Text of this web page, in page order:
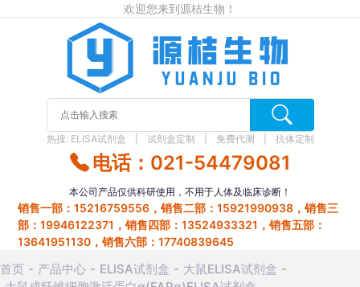
欢迎您来到源桔生物！
热搜: ELISA试剂盒 试剂盒定制 免费代测 抗体定制
电话：021-54479081
本公司产品仅供科研使用，不用于人体及临床诊断！
销售一部：15216759556，销售二部：15921990938，销售三
部：19946122371，销售四部：13524933321，销售五部：
13641951130，销售六部：17740839645
首页 产品中心 ELISA试剂盒
大鼠ELISA试剂盒